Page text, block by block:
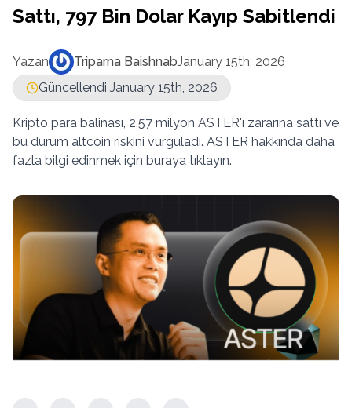
Sattı, 797 Bin Dolar Kayıp Sabitlendi
Yazan Triparna BaishnabJanuary 15th, 2026
Güncellendi January 15th, 2026
Kripto para balinası, 2,57 milyon ASTER'ı zararına sattı ve
bu durum altcoin riskini vurguladı. ASTER hakkında daha
fazla bilgi edinmek için buraya tıklayın.